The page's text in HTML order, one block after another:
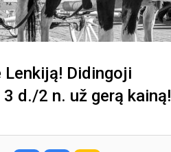
Didingoji
d./2 n. už gerą kainą!